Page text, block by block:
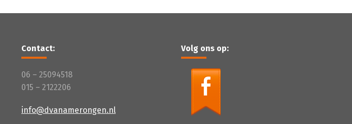
Contact:
06 – 25094518
015 – 2122206
info@dvanamerongen.nl
Volg ons op: